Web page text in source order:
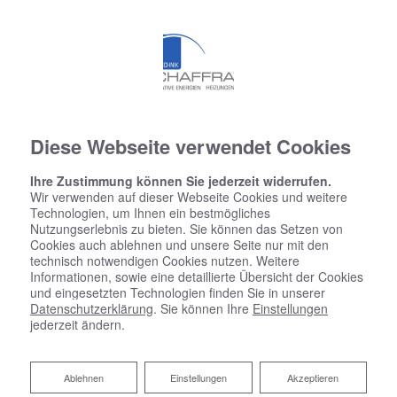
Diese Webseite verwendet Cookies
Ihre Zustimmung können Sie jederzeit widerrufen.
Wir verwenden auf dieser Webseite Cookies und weitere
Technologien, um Ihnen ein bestmögliches
Nutzungserlebnis zu bieten. Sie können das Setzen von
Cookies auch ablehnen und unsere Seite nur mit den
technisch notwendigen Cookies nutzen. Weitere
Informationen, sowie eine detaillierte Übersicht der Cookies
und eingesetzten Technologien finden Sie in unserer
Datenschutzerklärung. Sie können Ihre Einstellungen
jederzeit ändern.
Akzeptieren
Einstellungen
Ablehnen
Ablehnen